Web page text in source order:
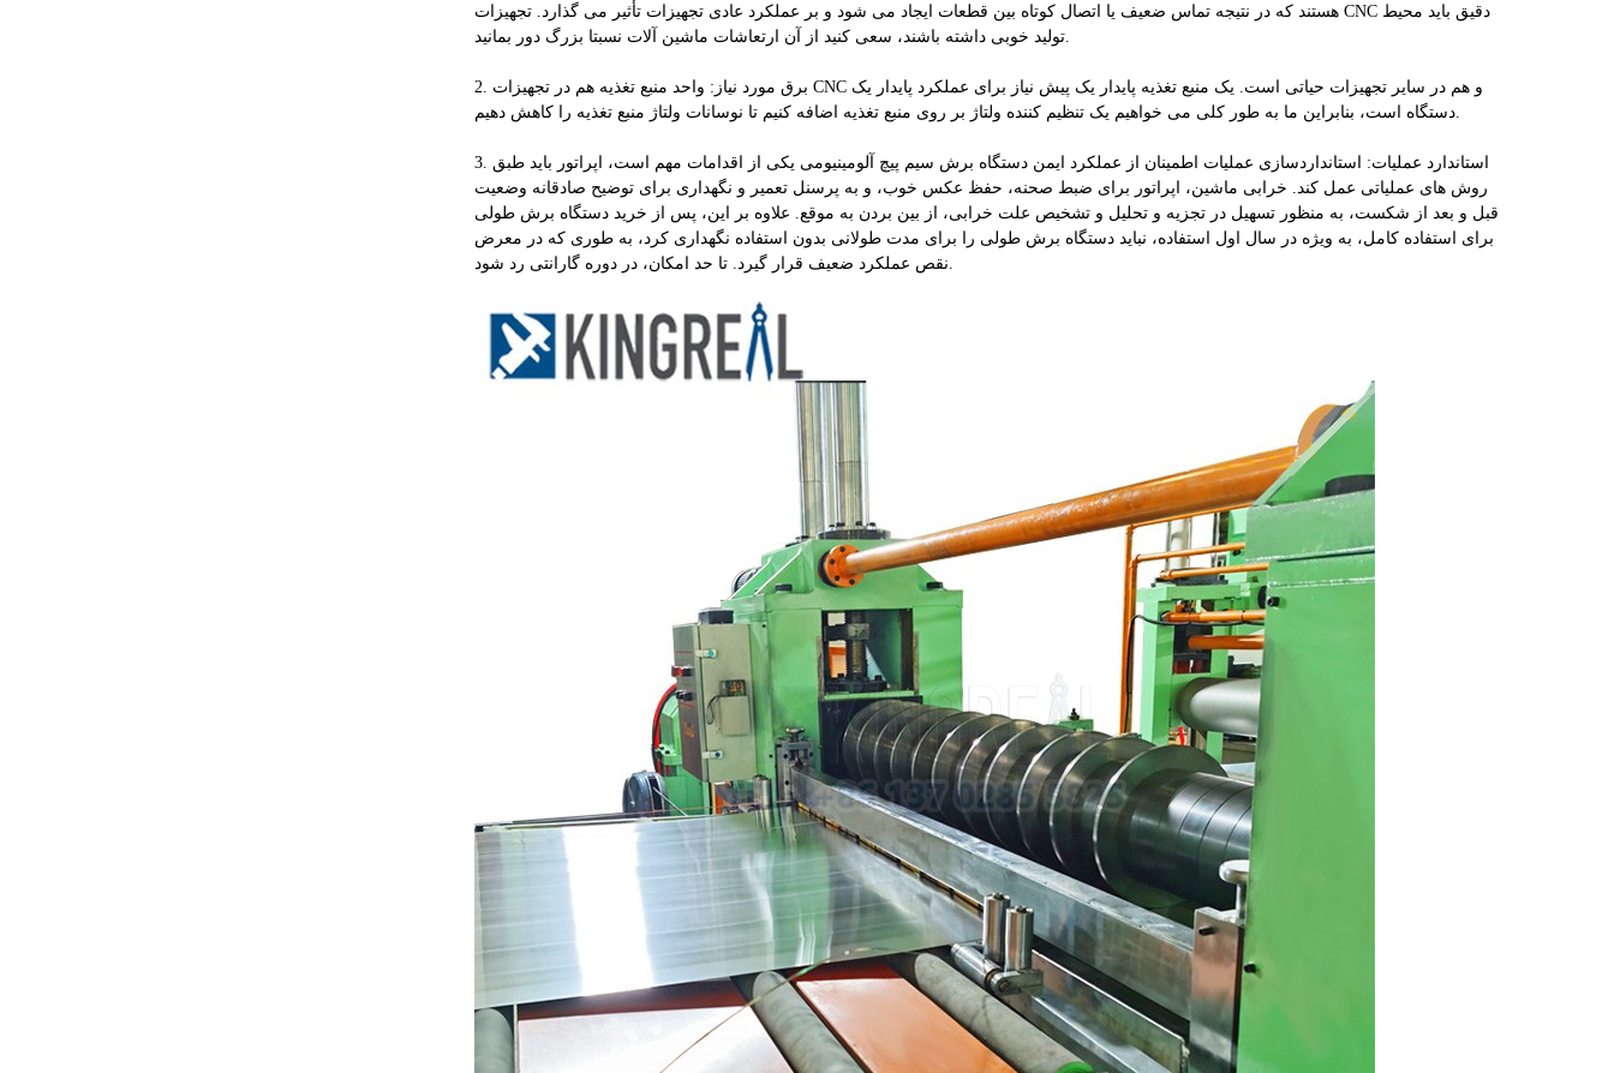
هستند که در نتیجه تماس ضعیف یا اتصال کوتاه بین قطعات ایجاد می شود و بر عملکرد عادی تجهیزات تأثیر می گذارد. تجهیزات CNC دقیق باید محیط
تولید خوبی داشته باشند، سعی کنید از آن ارتعاشات ماشین آلات نسبتا بزرگ دور بمانید.
2. برق مورد نیاز: واحد منبع تغذیه هم در تجهیزات CNC و هم در سایر تجهیزات حیاتی است. یک منبع تغذیه پایدار یک پیش نیاز برای عملکرد پایدار یک
دستگاه است، بنابراین ما به طور کلی می خواهیم یک تنظیم کننده ولتاژ بر روی منبع تغذیه اضافه کنیم تا نوسانات ولتاژ منبع تغذیه را کاهش دهیم.
3. استاندارد عملیات: استانداردسازی عملیات اطمینان از عملکرد ایمن دستگاه برش سیم پیچ آلومینیومی یکی از اقدامات مهم است، اپراتور باید طبق
روش های عملیاتی عمل کند. خرابی ماشین، اپراتور برای ضبط صحنه، حفظ عکس خوب، و به پرسنل تعمیر و نگهداری برای توضیح صادقانه وضعیت
قبل و بعد از شکست، به منظور تسهیل در تجزیه و تحلیل و تشخیص علت خرابی، از بین بردن به موقع. علاوه بر این، پس از خرید دستگاه برش طولی
برای استفاده کامل، به ویژه در سال اول استفاده، نباید دستگاه برش طولی را برای مدت طولانی بدون استفاده نگهداری کرد، به طوری که در معرض